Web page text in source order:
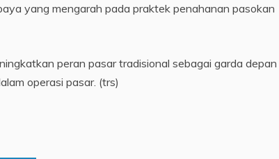
yang mengarah pada praktek penahanan pasokan
peran pasar tradisional sebagai garda depan
operasi pasar. (trs)